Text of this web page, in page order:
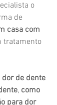
o
de
casa com
tratamento
de dente
, como
para dor